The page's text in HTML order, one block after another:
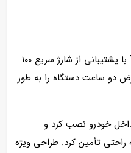
شارژر این دستگاه از رابط Type-C با پشتیبانی از شارژ سریع ۱۰۰
دو ساعت دستگاه را به طور
خودرو نصب کرد و
راحتی تأمین کرد. طراحی ویژه